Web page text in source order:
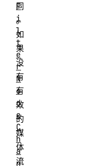
同
。
如
果
没
有
有
效
的
媒
体
流
F
i
l
t
e
r
N
o
d
e
C
h
a
n